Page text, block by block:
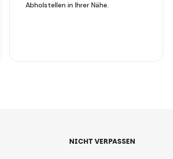
Abholstellen in Ihrer Nähe.
NICHT VERPASSEN